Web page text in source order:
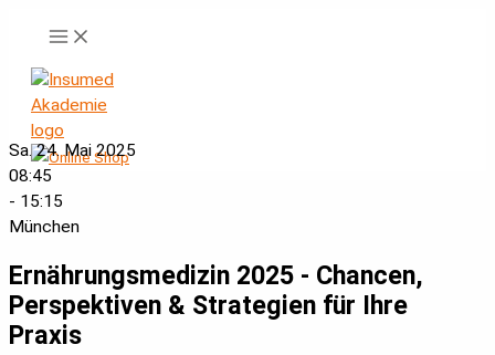
Sa. 24. Mai 2025
08:45
- 15:15
München
Ernährungsmedizin 2025 - Chancen,
Perspektiven & Strategien für Ihre
Praxis